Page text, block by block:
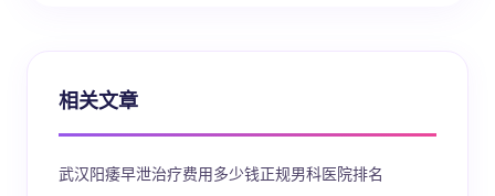
相关文章
武汉阳痿早泄治疗费用多少钱正规男科医院排名